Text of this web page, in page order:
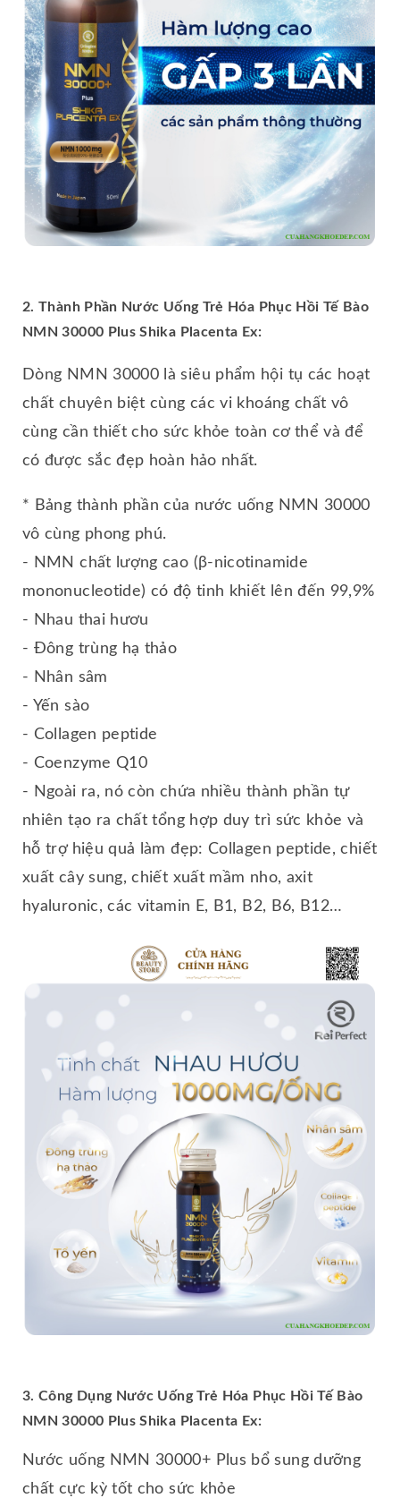
2. Thành Phần Nước Uống Trẻ Hóa Phục Hồi Tế Bào
NMN 30000 Plus Shika Placenta Ex:
Dòng NMN 30000 là siêu phẩm hội tụ các hoạt
chất chuyên biệt cùng các vi khoáng chất vô
cùng cần thiết cho sức khỏe toàn cơ thể và để
có được sắc đẹp hoàn hảo nhất.
* Bảng thành phần của nước uống NMN 30000
vô cùng phong phú.
- NMN chất lượng cao (β-nicotinamide
mononucleotide) có độ tinh khiết lên đến 99,9%
- Nhau thai hươu
- Đông trùng hạ thảo
- Nhân sâm
- Yến sào
- Collagen peptide
- Coenzyme Q10
- Ngoài ra, nó còn chứa nhiều thành phần tự
nhiên tạo ra chất tổng hợp duy trì sức khỏe và
hỗ trợ hiệu quả làm đẹp: Collagen peptide, chiết
xuất cây sung, chiết xuất mầm nho, axit
hyaluronic, các vitamin E, B1, B2, B6, B12…
3. Công Dụng Nước Uống Trẻ Hóa Phục Hồi Tế Bào
NMN 30000 Plus Shika Placenta Ex:
Nước uống NMN 30000+ Plus bổ sung dưỡng
chất cực kỳ tốt cho sức khỏe